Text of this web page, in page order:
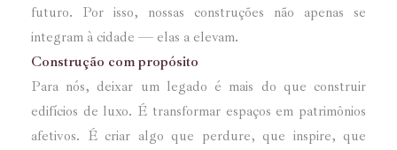
futuro. Por isso, nossas construções não apenas se
integram à cidade — elas a elevam.
Construção com propósito
Para nós, deixar um legado é mais do que construir
edifícios de luxo. É transformar espaços em patrimônios
afetivos. É criar algo que perdure, que inspire, que